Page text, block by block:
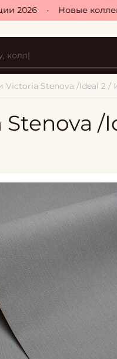
2026 • Новые
Victoria Stenova /Ideal 2 /
/